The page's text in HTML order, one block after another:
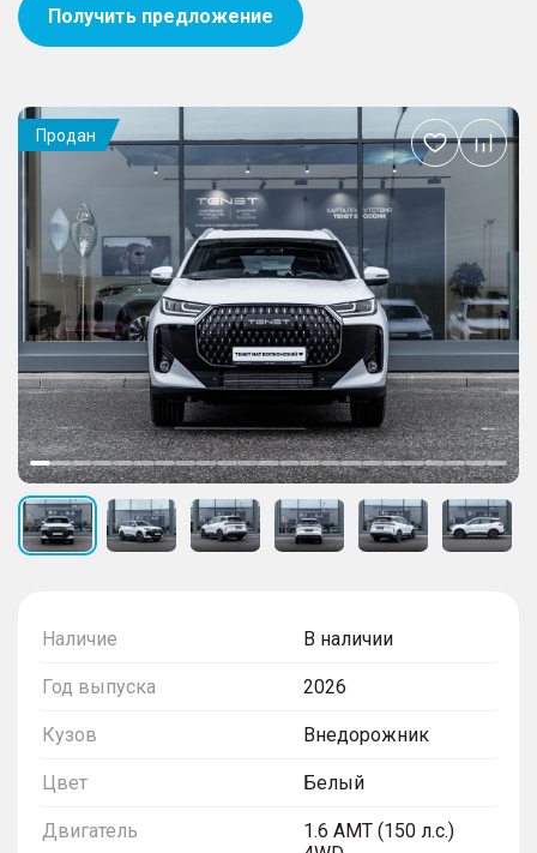
Получить предложение
Наличие В наличии
Год выпуска 2026
Кузов Внедорожник
Цвет Белый
Двигатель
1.6 AMT (150 л.с.)
Продан
Добавить
в
избранное